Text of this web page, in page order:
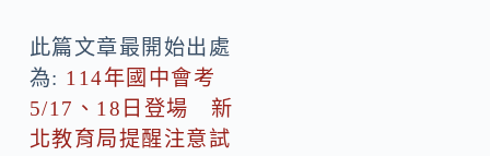
此篇文章最開始出處
為: 114年國中會考
5/17、18日登場 新
北教育局提醒注意試